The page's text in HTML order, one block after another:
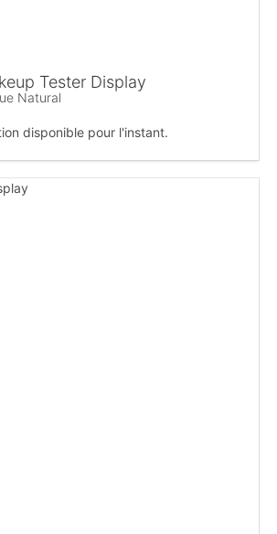
Tester Display
Natural
disponible pour l'instant.